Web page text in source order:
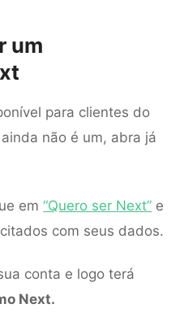
um
para clientes do
não é um, abra já
em“Quero ser Next” e
com seus dados.
conta e logo terá
Next.